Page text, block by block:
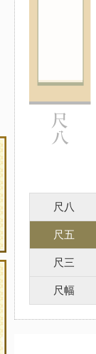
尺八
尺五
尺三
尺幅